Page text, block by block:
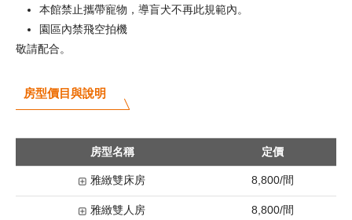
本館禁止攜帶寵物，導盲犬不再此規範內。
園區內禁飛空拍機
敬請配合。
房型價目與說明
房型名稱 定價
雅緻雙床房 8,800/間
雅緻雙人房 8,800/間